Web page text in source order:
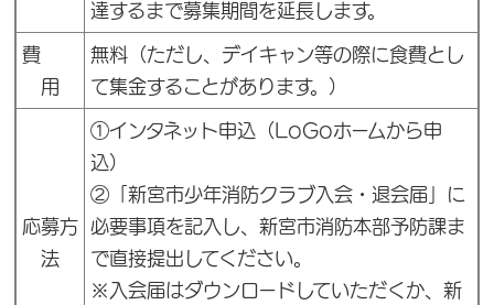
達するまで募集期間を延長します。
費
用
無料（ただし、デイキャン等の際に食費とし
て集金することがあります。）
応募方
法
①インタネット申込（LoGoホームから申
込）
②「新宮市少年消防クラブ入会・退会届」に
必要事項を記入し、新宮市消防本部予防課ま
で直接提出してください。
※入会届はダウンロードしていただくか、新